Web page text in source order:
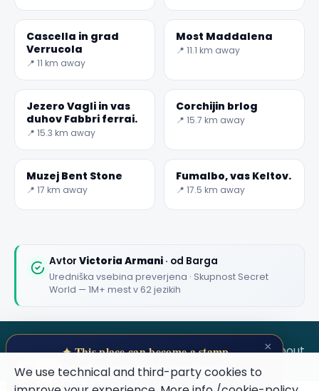
Cascella in grad
Verrucola
📍 11 km away
Most Maddalena
📍 11.1 km away
Jezero Vagli in vas
duhov Fabbri ferrai.
📍 15.3 km away
Corchijin brlog
📍 15.7 km away
Muzej Bent Stone
📍 17 km away
Fumalbo, vas Keltov.
📍 17.5 km away
Avtor Victoria Armani · od Barga
Uredniška vsebina preverjena · Skupnost Secret
World — 1M+ mest v 62 jezikih
SECRET WORLD TermsPrivacyAbout
We use technical and third-party cookies to
×
✦ This place can become a stamp
Collect secret places in your Secret